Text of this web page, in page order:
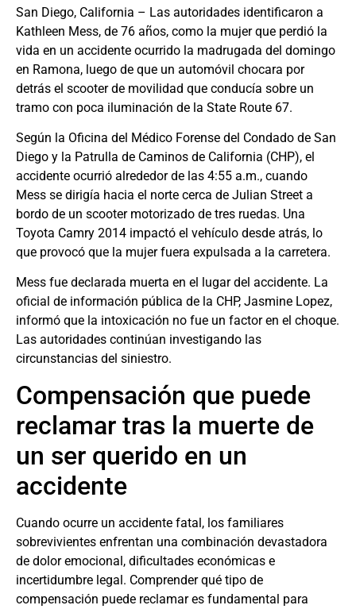
San Diego, California – Las autoridades identificaron a
Kathleen Mess, de 76 años, como la mujer que perdió la
vida en un accidente ocurrido la madrugada del domingo
en Ramona, luego de que un automóvil chocara por
detrás el scooter de movilidad que conducía sobre un
tramo con poca iluminación de la State Route 67.
Según la Oficina del Médico Forense del Condado de San
Diego y la Patrulla de Caminos de California (CHP), el
accidente ocurrió alrededor de las 4:55 a.m., cuando
Mess se dirigía hacia el norte cerca de Julian Street a
bordo de un scooter motorizado de tres ruedas. Una
Toyota Camry 2014 impactó el vehículo desde atrás, lo
que provocó que la mujer fuera expulsada a la carretera.
Mess fue declarada muerta en el lugar del accidente. La
oficial de información pública de la CHP, Jasmine Lopez,
informó que la intoxicación no fue un factor en el choque.
Las autoridades continúan investigando las
circunstancias del siniestro.
Compensación que puede
reclamar tras la muerte de
un ser querido en un
accidente
Cuando ocurre un accidente fatal, los familiares
sobrevivientes enfrentan una combinación devastadora
de dolor emocional, dificultades económicas e
incertidumbre legal. Comprender qué tipo de
compensación puede reclamar es fundamental para